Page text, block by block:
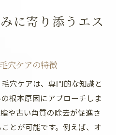
に寄り添うエス
穴ケアの特徴
穴ケアは、専門的な知識と
根本原因にアプローチしま
や古い角質の除去が促進さ
とが可能です。例えば、オ